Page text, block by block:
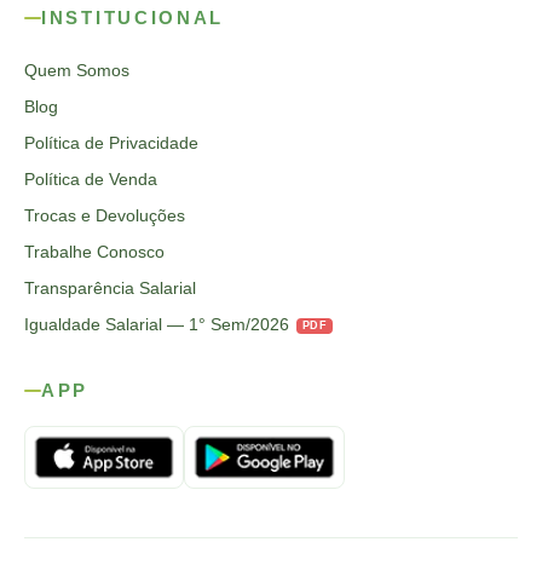
INSTITUCIONAL
Quem Somos
Blog
Política de Privacidade
Política de Venda
Trocas e Devoluções
Trabalhe Conosco
Transparência Salarial
Igualdade Salarial — 1° Sem/2026
PDF
APP